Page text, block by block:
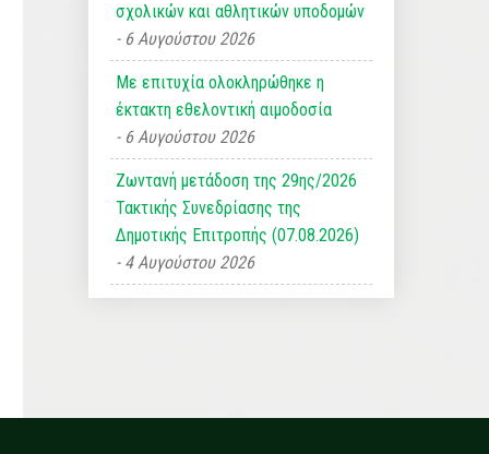
σχολικών και αθλητικών υποδομών
6 Αυγούστου 2026
Με επιτυχία ολοκληρώθηκε η
έκτακτη εθελοντική αιμοδοσία
6 Αυγούστου 2026
Ζωντανή μετάδοση της 29ης/2026
Τακτικής Συνεδρίασης της
Δημοτικής Επιτροπής (07.08.2026)
4 Αυγούστου 2026